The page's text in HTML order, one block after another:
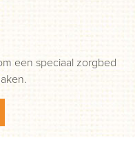
een speciaal zorgbed